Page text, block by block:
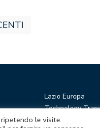
Lazio Europa
Technology
Boost your Ideas
le visite.